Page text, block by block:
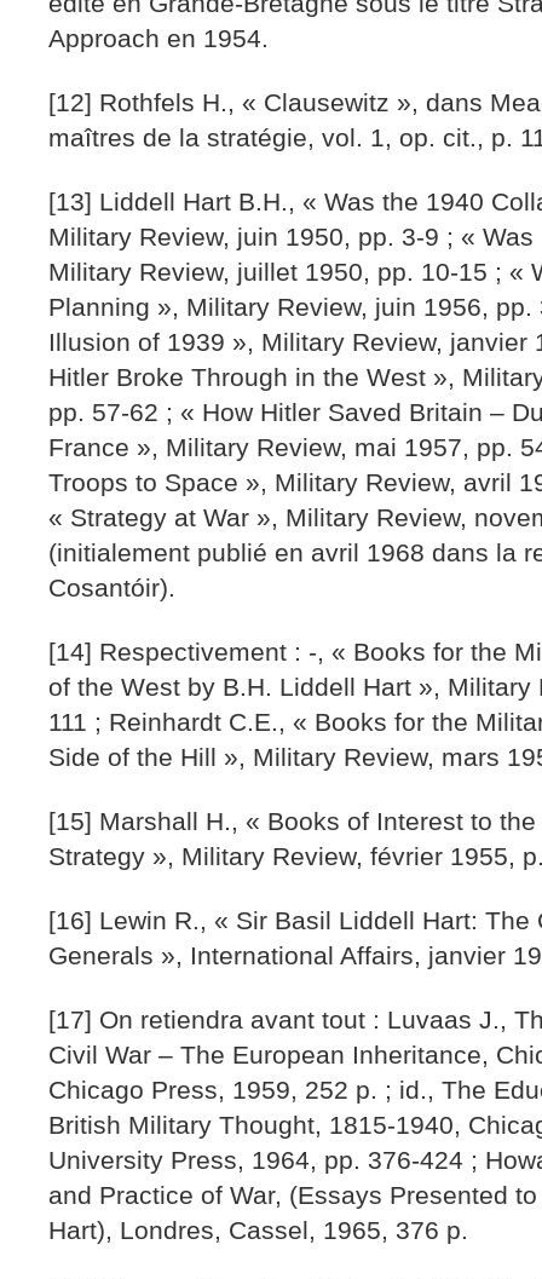
Approach en 1954.
[12] Rothfels H., « Clausewitz », dans
maîtres de la stratégie, vol. 1, op. cit., p.
[13] Liddell Hart B.H., « Was the 1940
Military Review, juin 1950, pp. 3-9 ; «
Military Review, juillet 1950, pp. 10-15 ; «
Planning », Military Review, juin 1956, pp.
Illusion of 1939 », Military Review, janvier
Hitler Broke Through in the West »,
pp. 57-62 ; « How Hitler Saved Britain –
France », Military Review, mai 1957, pp.
Troops to Space », Military Review, avril
« Strategy at War », Military Review,
(initialement publié en avril 1968 dans la
Cosantóir).
[14] Respectivement : -, « Books for the
of the West by B.H. Liddell Hart », Military
111 ; Reinhardt C.E., « Books for the
Side of the Hill », Military Review, mars
[15] Marshall H., « Books of Interest to
Strategy », Military Review, février 1955,
[16] Lewin R., « Sir Basil Liddell Hart: The
Generals », International Affairs, janvier
[17] On retiendra avant tout : Luvaas J.,
Civil War – The European Inheritance,
Chicago Press, 1959, 252 p. ; id., The
British Military Thought, 1815-1940,
University Press, 1964, pp. 376-424 ;
and Practice of War, (Essays Presented
Hart), Londres, Cassel, 1965, 376 p.